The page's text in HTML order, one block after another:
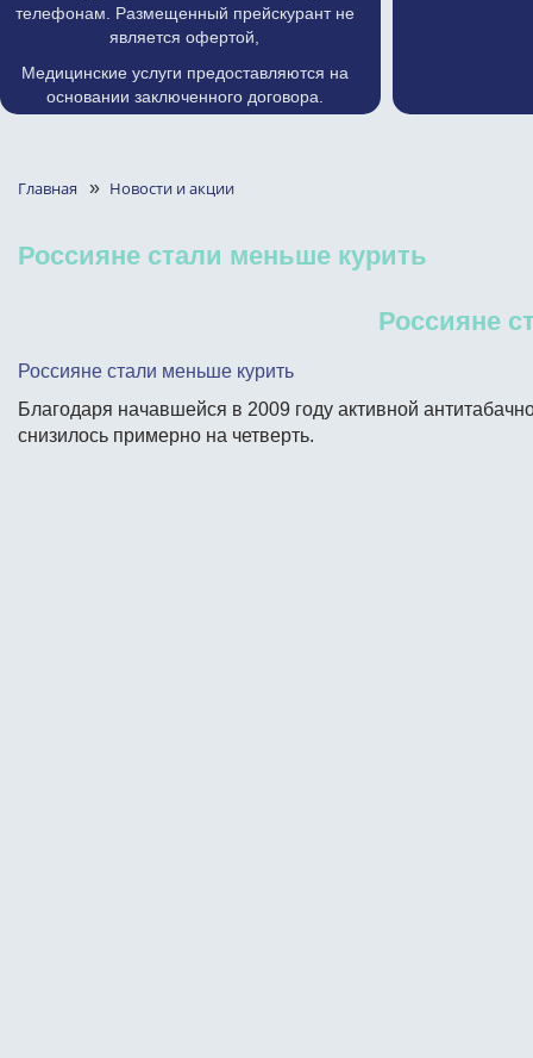
телефонам. Размещенный прейскурант не
является офертой,
Медицинские услуги предоставляются на
основании заключенного договора.
Главная » Новости и акции
Россияне стали меньше курить
Россияне
Россияне стали меньше курить
Благодаря начавшейся в 2009 году активной
снизилось примерно на четверть.